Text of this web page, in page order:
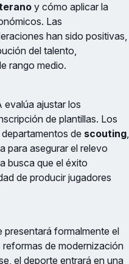
y cómo aplicar la
Las
han sido positivas,
del talento,
rango medio.
evalúa ajustar los
de plantillas. Los
de scouting
para asegurar el relevo
busca que el éxito
de producir jugadores
presentará formalmente el
de modernización
el deporte entrará en una